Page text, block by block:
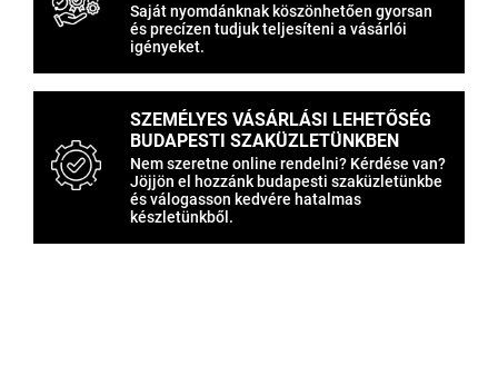
Saját nyomdánknak köszönhetően gyorsan
és precízen tudjuk teljesíteni a vásárlói
igényeket.
SZEMÉLYES VÁSÁRLÁSI LEHETŐSÉG
BUDAPESTI SZAKÜZLETÜNKBEN
Nem szeretne online rendelni? Kérdése van?
Jöjjön el hozzánk budapesti szaküzletünkbe
és válogasson kedvére hatalmas
készletünkből.